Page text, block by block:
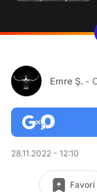
Emre Ş. -
28.11.2022 - 12:10
Favori